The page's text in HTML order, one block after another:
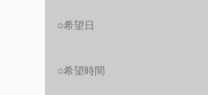
○希望日
○希望時間